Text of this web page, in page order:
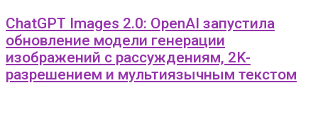
ChatGPT Images 2.0: OpenAI запустила
обновление модели генерации
изображений с рассуждениям, 2K-
разрешением и мультиязычным текстом